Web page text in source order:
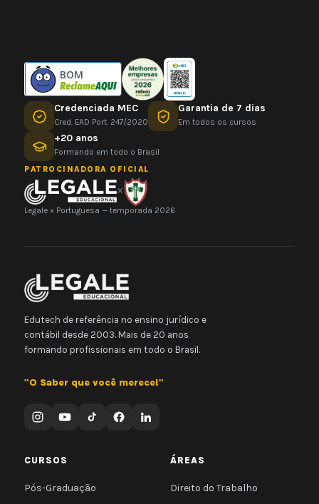
BOM
Credenciada MEC
Cred. EAD Port. 247/2020
Garantia de 7 dias
Em todos os cursos
+20 anos
Formando em todo o Brasil
PATROCINADORA OFICIAL
×
Legale × Portuguesa — temporada 2026
Edutech de referência no ensino jurídico e
contábil desde 2003. Mais de 20 anos
formando profissionais em todo o Brasil.
"O Saber que você merece!"
CURSOS
Pós-Graduação
ÁREAS
Direito do Trabalho